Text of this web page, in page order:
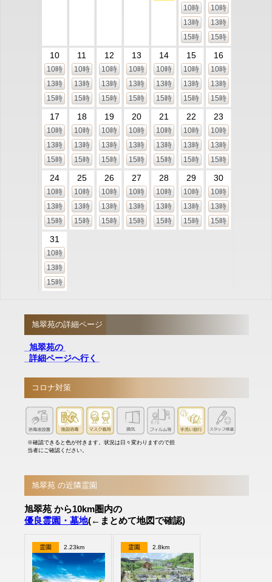
10時
13時
15時
10時
13時
15時
10
10時
13時
15時
11
10時
13時
15時
12
10時
13時
15時
13
10時
13時
15時
14
10時
13時
15時
15
10時
13時
15時
16
10時
13時
15時
17
10時
13時
15時
18
10時
13時
15時
19
10時
13時
15時
20
10時
13時
15時
21
10時
13時
15時
22
10時
13時
15時
23
10時
13時
15時
24
10時
13時
15時
25
10時
13時
15時
26
10時
13時
15時
27
10時
13時
15時
28
10時
13時
15時
29
10時
13時
15時
30
10時
13時
15時
31
10時
13時
15時
旭翠苑の詳細ページ
旭翠苑の
詳細ページへ行く
コロナ対策
※確認できると色が付きます。状況は日々変わりますので担
当者にご確認ください。
旭翠苑 の近隣霊園
旭翠苑 から10km圏内の
優良霊園・墓地(←まとめて地図で確認)
霊園 2.23km 霊園 2.8km